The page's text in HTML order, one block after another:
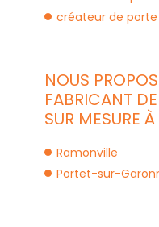
créateur de
NOUS
FABRICANT
SUR MESURE À
Ramonville
Portet-sur-